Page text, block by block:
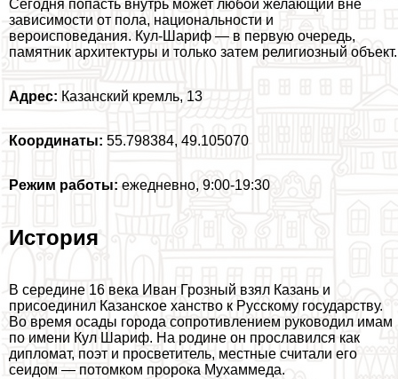
Сегодня попасть внутрь может любой желающий вне
зависимости от пола, национальности и
вероисповедания. Кул-Шариф — в первую очередь,
памятник архитектуры и только затем религиозный объект.
Адрес: Казанский кремль, 13
Координаты: 55.798384, 49.105070
Режим работы: ежедневно, 9:00-19:30
История
В середине 16 века Иван Грозный взял Казань и
присоединил Казанское ханство к Русскому государству.
Во время осады города сопротивлением руководил имам
по имени Кул Шариф. На родине он прославился как
дипломат, поэт и просветитель, местные считали его
сеидом — потомком пророка Мухаммеда.